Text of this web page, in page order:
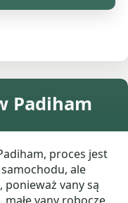
Padiham
proces jest
ale
ponieważ vany są